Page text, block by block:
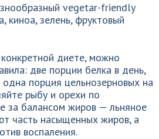
vegetar-friendly
киноа, зелень, фруктовый
диете, можно
две порции белка в день,
порция цельнозерновых на
рыбу и орехи по
за балансом жиров — льняное
часть насыщенных жиров, а
воспаления.